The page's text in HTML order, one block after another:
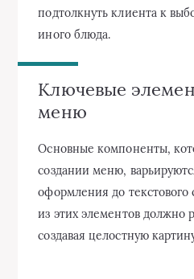
подтолкнуть клиента к
иного блюда.
Ключевые
меню
Основные компоненты,
создании меню,
оформления до
из этих элементов должно
создавая целостную